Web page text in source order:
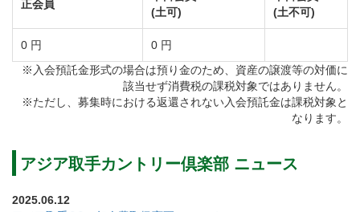
河川敷コースですが、周辺には大きく育っている樹木
が林間風の雰囲気を醸し出しています。
アジア取手カントリー倶楽部のコース設計はプロゴル
スですが、ホールによってはメンタル面や技術を求め
正会員
(土可)
(土不可)
0 円
0 円
※入会預託金形式の場合は預り金のため、資産の譲渡等の対価に
該当せず消費税の課税対象ではありません。
※ただし、募集時における返還されない入会預託金は課税対象と
なります。
アジア取手カントリー倶楽部 ニュース
2025.06.12